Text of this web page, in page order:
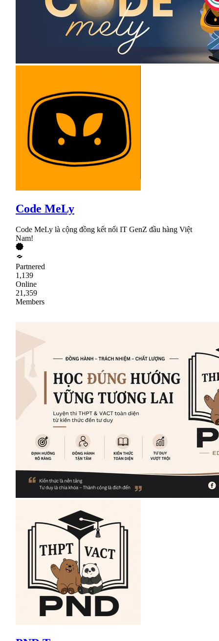
Code MeLy
Code MeLy là cộng đồng kết nối IT GenZ đầu hàng Việt
Nam!
Partnered
1,139
Online
21,359
Members